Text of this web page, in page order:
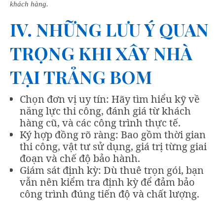
khách hàng.
IV. NHỮNG LƯU Ý QUAN
TRỌNG KHI XÂY NHÀ
TẠI TRẢNG BOM
Chọn đơn vị uy tín: Hãy tìm hiểu kỹ về
năng lực thi công, đánh giá từ khách
hàng cũ, và các công trình thực tế.
Ký hợp đồng rõ ràng: Bao gồm thời gian
thi công, vật tư sử dụng, giá trị từng giai
đoạn và chế độ bảo hành.
Giám sát định kỳ: Dù thuê trọn gói, bạn
vẫn nên kiểm tra định kỳ để đảm bảo
công trình đúng tiến độ và chất lượng.